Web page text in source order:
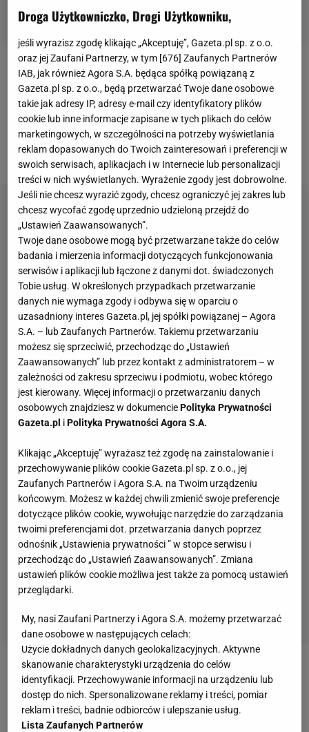
Czy Robert Lewandowski rozpocznie sezon w nowej
dla siebielidze? To wielce prawdopodobne. Plotki
nasiliły się po tym, jak Polak wyleciał do USA. Po co?
By negocjować kontrakt z Chicago Fire. To jego
potencjalnie nowy pracodawca.
Zobacz wideoNajgorszy mecz Lewandowskiego w
kadrze? Kosecki: Robert był myślami na testach
medycznych. Może czas na koniec?
Droga Użytkowniczko, Drogi Użytkowniku,
jeśli wyrazisz zgodę klikając „Akceptuję”, Gazeta.pl sp. z o.o.
oraz jej Zaufani Partnerzy, w tym [676] Zaufanych Partnerów
IAB, jak również Agora S.A. będąca spółką powiązaną z
Gazeta.pl sp. z o.o., będą przetwarzać Twoje dane osobowe
takie jak adresy IP, adresy e-mail czy identyfikatory plików
cookie lub inne informacje zapisane w tych plikach do celów
marketingowych, w szczególności na potrzeby wyświetlania
reklam dopasowanych do Twoich zainteresowań i preferencji w
swoich serwisach, aplikacjach i w Internecie lub personalizacji
treści w nich wyświetlanych. Wyrażenie zgody jest dobrowolne.
Jeśli nie chcesz wyrazić zgody, chcesz ograniczyć jej zakres lub
chcesz wycofać zgodę uprzednio udzieloną przejdź do
„Ustawień Zaawansowanych”.
Twoje dane osobowe mogą być przetwarzane także do celów
badania i mierzenia informacji dotyczących funkcjonowania
serwisów i aplikacji lub łączone z danymi dot. świadczonych
Tobie usług. W określonych przypadkach przetwarzanie
danych nie wymaga zgody i odbywa się w oparciu o
uzasadniony interes Gazeta.pl, jej spółki powiązanej – Agora
S.A. – lub Zaufanych Partnerów. Takiemu przetwarzaniu
możesz się sprzeciwić, przechodząc do „Ustawień
Zaawansowanych” lub przez kontakt z administratorem – w
zależności od zakresu sprzeciwu i podmiotu, wobec którego
jest kierowany. Więcej informacji o przetwarzaniu danych
osobowych znajdziesz w dokumenciePolityka Prywatności
Gazeta.pl iPolityka Prywatności Agora S.A.
Klikając „Akceptuję” wyrażasz też zgodę na zainstalowanie i
przechowywanie plików cookie Gazeta.pl sp. z o.o., jej
Zaufanych Partnerów i Agora S.A. na Twoim urządzeniu
końcowym. Możesz w każdej chwili zmienić swoje preferencje
dotyczące plików cookie, wywołując narzędzie do zarządzania
twoimi preferencjami dot. przetwarzania danych poprzez
odnośnik „Ustawienia prywatności ” w stopce serwisu i
przechodząc do „Ustawień Zaawansowanych”. Zmiana
ustawień plików cookie możliwa jest także za pomocą ustawień
przeglądarki.
My, nasi Zaufani Partnerzy i Agora S.A. możemy przetwarzać
dane osobowe w następujących celach:
Użycie dokładnych danych geolokalizacyjnych. Aktywne
skanowanie charakterystyki urządzenia do celów
identyfikacji. Przechowywanie informacji na urządzeniu lub
dostęp do nich. Spersonalizowane reklamy i treści, pomiar
reklam i treści, badnie odbiorców i ulepszanie usług.
Lista Zaufanych Partnerów